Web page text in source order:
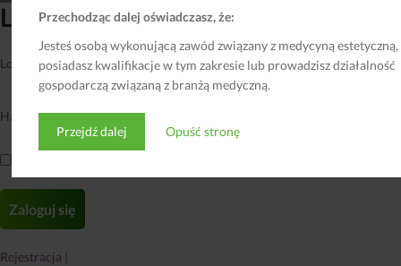
Przechodząc dalej oświadczasz, że:
Jesteś osobą wykonującą zawód związany z medycyną estetyczną,
posiadasz kwalifikacje w tym zakresie lub prowadzisz działalność
gospodarczą związaną z branżą medyczną.
Przejdź dalej Opuść stronę
Login
Login lub adres email*
Hasło *
Rejestracja